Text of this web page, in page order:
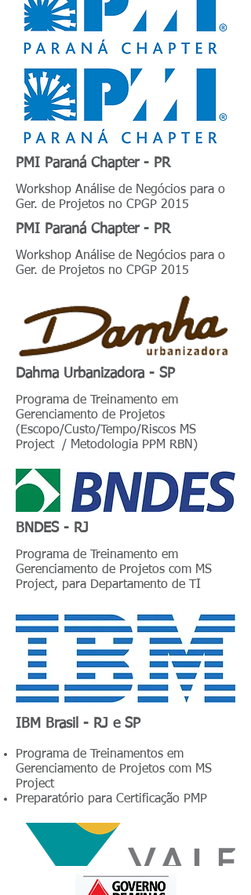
PMI Paraná Chapter - PR
Workshop Análise de Negócios para o
Ger. de Projetos no CPGP 2015
PMI Paraná Chapter - PR
Workshop Análise de Negócios para o
Ger. de Projetos no CPGP 2015
Dahma Urbanizadora - SP
Programa de Treinamento em
Gerenciamento de Projetos
(Escopo/Custo/Tempo/Riscos MS
Project / Metodologia PPM RBN)
BNDES - RJ
Programa de Treinamento em
Gerenciamento de Projetos com MS
Project, para Departamento de TI
IBM Brasil - RJ e SP
Programa de Treinamentos em
Gerenciamento de Projetos com MS
Project
Preparatório para Certificação PMP